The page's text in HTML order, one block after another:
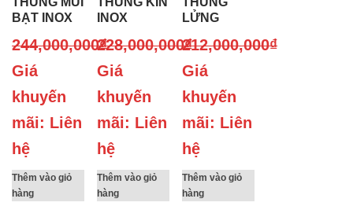
BẠT INOX
244,000,000₫
Giá
khuyến
mãi: Liên
hệ
Thêm vào giỏ
hàng
INOX
228,000,000₫
Giá
khuyến
mãi: Liên
hệ
Thêm vào giỏ
hàng
LỬNG
212,000,000₫
Giá
khuyến
mãi: Liên
hệ
Thêm vào giỏ
hàng